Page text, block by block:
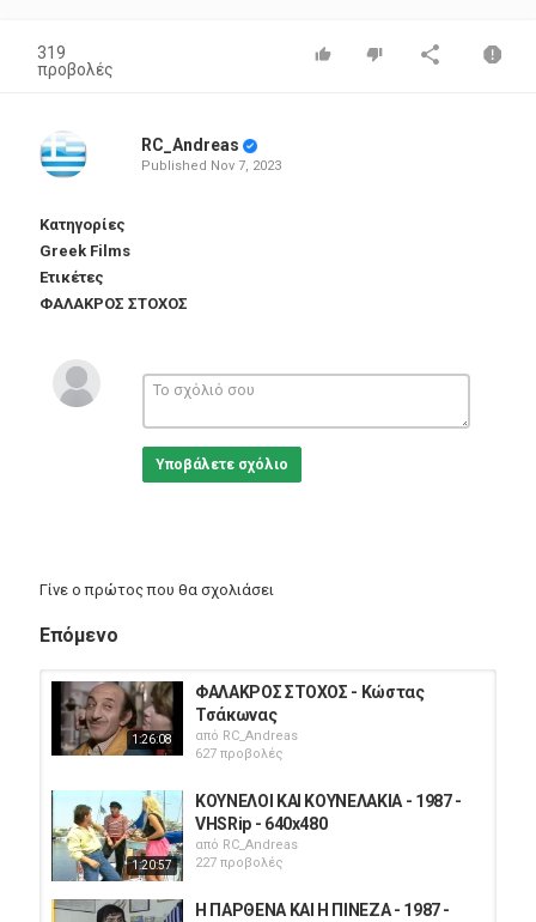
319
προβολές
RC_Andreas
Published Nov 7, 2023
Κατηγορίες
Greek Films
Ετικέτες
ΦΑΛΑΚΡΟΣ ΣΤΟΧΟΣ
Υποβάλετε σχόλιο
Γίνε ο πρώτος που θα σχολιάσει
Επόμενο
1:26:08
ΦΑΛΑΚΡΟΣ ΣΤΟΧΟΣ - Κώστας
Τσάκωνας
από RC_Andreas
627 προβολές
1:20:57
ΚΟΥΝΕΛΟΙ ΚΑΙ ΚΟΥΝΕΛΑΚΙΑ - 1987 -
VHSRip - 640x480
από RC_Andreas
227 προβολές
Η ΠΑΡΘΕΝΑ ΚΑΙ Η ΠΙΝΕΖΑ - 1987 -